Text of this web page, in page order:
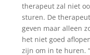
therapeut zal niet
sturen. De
geven maar alleen
het niet goed
zijn om in te huren. “